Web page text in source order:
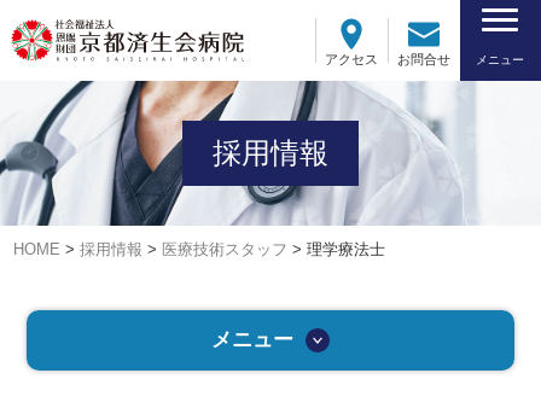
アクセス お問合せ メニュー
採用情報
HOME >採用情報 > 医療技術スタッフ >理学療法士
メニュー